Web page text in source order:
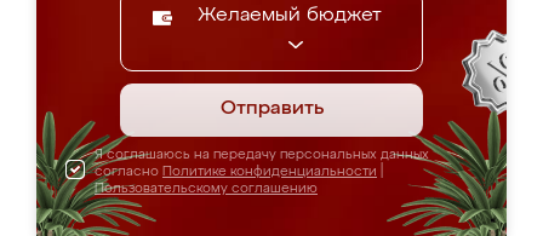
Желаемый бюджет
Отправить
Я соглашаюсь на передачу персональных данных
согласно Политике конфиденциальности
Пользовательскому соглашению